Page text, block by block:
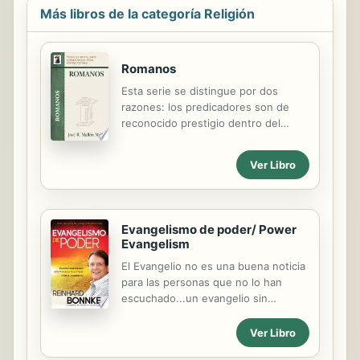
embargo, lo más impresionante de la
NTV son los testimonios de cómo
las personas al hablarles
ha asociado con el Ejército de
Salvación para crear la Biblia Yo te
daré descanso. La manera en que la
Más libros de la categoría Religión
Romanos
Esta serie se distingue por dos
razones: los predicadores son de
reconocido prestigio dentro del
tiene suficiente material para ser
predicado tal como aparece.
Ver Libro
Evangelismo de poder/ Power
Evangelism
El Evangelio no es una buena noticia
para las personas que no lo han
escuchado...un evangelio sin
el Nuevo Testamento nunca leemos
que Dios siguió adelante por sí solo,
Ver Libro